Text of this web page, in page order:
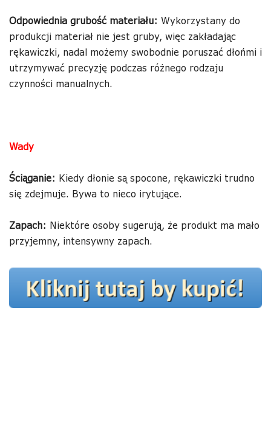
Odpowiednia grubość materiału: Wykorzystany do
produkcji materiał nie jest gruby, więc zakładając
rękawiczki, nadal możemy swobodnie poruszać dłońmi i
utrzymywać precyzję podczas różnego rodzaju
czynności manualnych.
Wady
Ściąganie: Kiedy dłonie są spocone, rękawiczki trudno
się zdejmuje. Bywa to nieco irytujące.
Zapach: Niektóre osoby sugerują, że produkt ma mało
przyjemny, intensywny zapach.